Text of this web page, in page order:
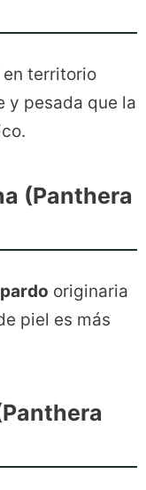
en territorio
y pesada que la
(Panthera
originaria
piel es más